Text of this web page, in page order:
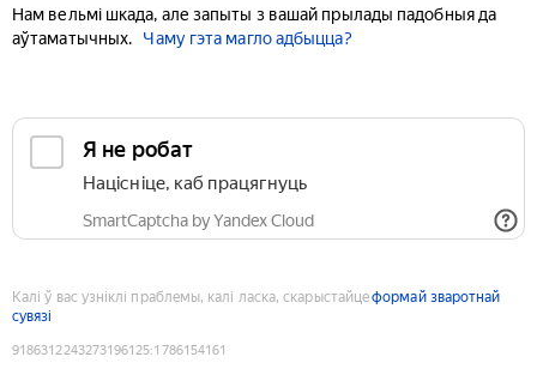
Нам вельмі шкада, але запыты з вашай прылады падобныя да
аўтаматычных.
Чаму гэта магло адбыцца?
Я не робат
Націсніце, каб працягнуць
SmartCaptcha by Yandex Cloud
Калі ў вас узніклі праблемы, калі ласка, скарыстайцеформай зваротнай
сувязі
9186312243273196125:1786154161